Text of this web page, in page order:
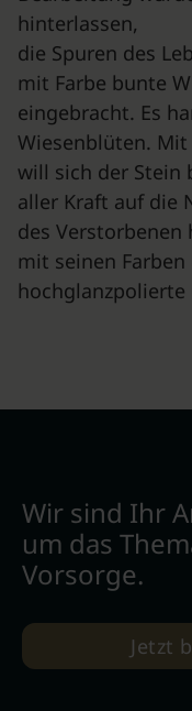
hinterlassen,
die Spuren des
mit Farbe bunte
eingebracht. Es
Wiesenblüten.
will sich der Stein
aller Kraft auf die
des
mit seinen
hochglanzpolierte
Wir sind Ihr
um das
Vorsorge.
Jetzt